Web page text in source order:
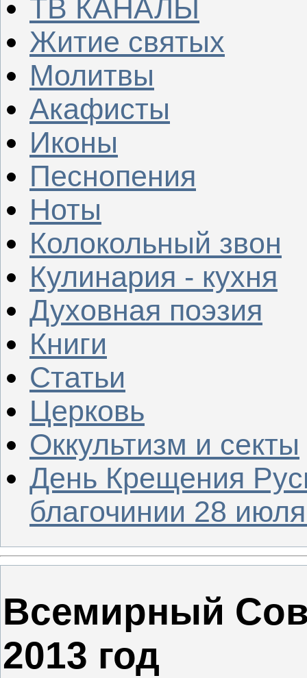
ТВ КАНАЛЫ
Житие святых
Молитвы
Акафисты
Иконы
Песнопения
Ноты
Колокольный звон
Кулинария - кухня
Духовная поэзия
Книги
Статьи
Церковь
Оккультизм и секты
День Крещения
благочинии 28
Всемирный
2013 год